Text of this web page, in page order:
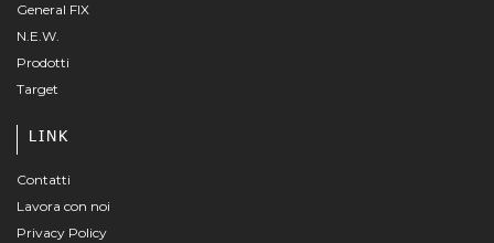
General FIX
N.E.W.
Prodotti
Target
LINK
Contatti
Lavora con noi
Privacy Policy